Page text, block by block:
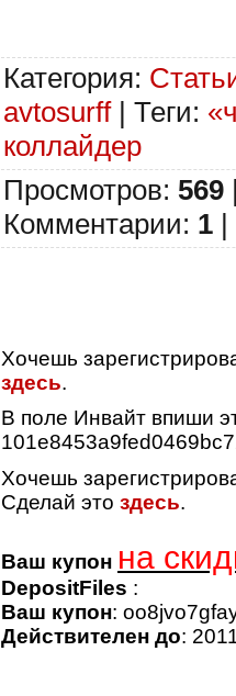
Категория:
avtosurff| Теги:
коллайдер
Просмотров: 569
Комментарии: 1 |
Хочешь
здесь.
В поле Инвайт впиши
Хочешь
Сделай это здесь.
Ваш купон на
DepositFiles :
Ваш купон:
Действителен до: